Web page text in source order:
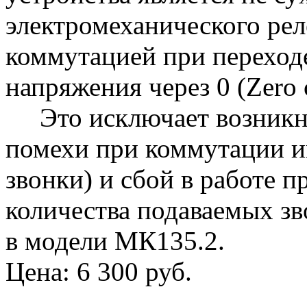
электромеханического
коммутацией при
напряжения через 0 (Zero
Это исключает
помехи при коммутации
звонки) и сбой в работе
количества подаваемых
в модели МК135.2.
Цена: 6 300 руб.